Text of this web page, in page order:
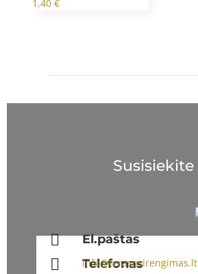
1,40 €
Susisiekite
 Telefonas
 El.paštas
info@terasosirengimas.lt